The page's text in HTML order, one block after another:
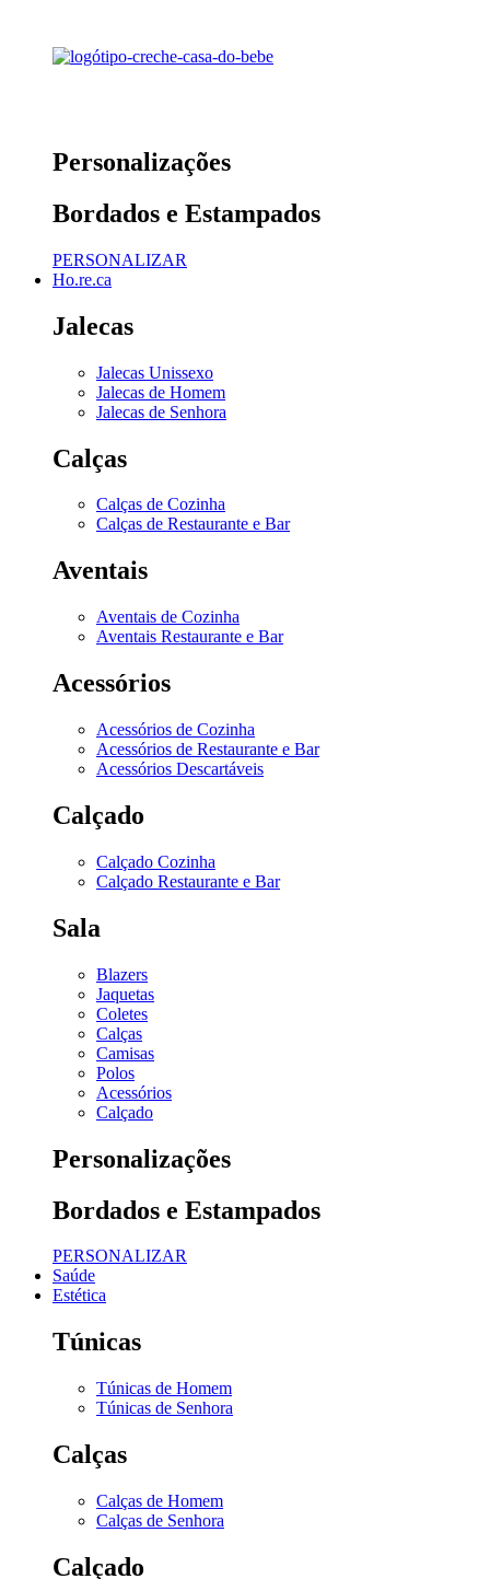
Personalizações
Bordados e Estampados
PERSONALIZAR
Ho.re.ca
Jalecas
Jalecas Unissexo
Jalecas de Homem
Jalecas de Senhora
Calças
Calças de Cozinha
Calças de Restaurante e Bar
Aventais
Aventais de Cozinha
Aventais Restaurante e Bar
Acessórios
Acessórios de Cozinha
Acessórios de Restaurante e Bar
Acessórios Descartáveis
Calçado
Calçado Cozinha
Calçado Restaurante e Bar
Sala
Blazers
Jaquetas
Coletes
Calças
Camisas
Polos
Acessórios
Calçado
Personalizações
Bordados e Estampados
PERSONALIZAR
Saúde
Estética
Túnicas
Túnicas de Homem
Túnicas de Senhora
Calças
Calças de Homem
Calças de Senhora
Calçado